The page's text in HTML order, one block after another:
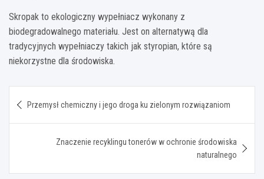
Skropak to ekologiczny wypełniacz wykonany z
biodegradowalnego materiału. Jest on alternatywą dla
tradycyjnych wypełniaczy takich jak styropian, które są
niekorzystne dla środowiska.
wpisu
Przemysł chemiczny i jego droga ku zielonym rozwiązaniom
Znaczenie recyklingu tonerów w ochronie środowiska
naturalnego